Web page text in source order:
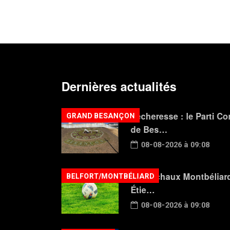
Dernières actualités
Sécheresse : le Parti
de Bes…
08-08-2026 à 09:08
GRAND BESANÇON
FC Sochaux
Étie…
08-08-2026 à 09:08
BELFORT/MONTBÉLIARD